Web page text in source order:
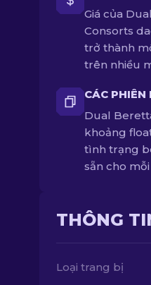
Giá của
Consorts
trở thành
trên nhiều
CÁC
Dual
khoảng
tình trạng
sẵn cho
THÔNG
Loại trang bị